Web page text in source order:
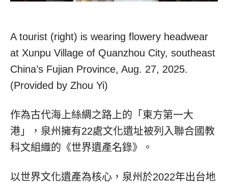
A tourist (right) is wearing flowery headwear
at Xunpu Village of Quanzhou City, southeast
China’s Fujian Province, Aug. 27, 2025.
(Provided by Zhou Yi)
作為古代海上絲綢之路上的「東方第一大
港」，泉州擁有22處文化遺址被列入聯合國教
科文組織的《世界遺產名錄》。
以世界文化遺產為核心，泉州於2022年出台地